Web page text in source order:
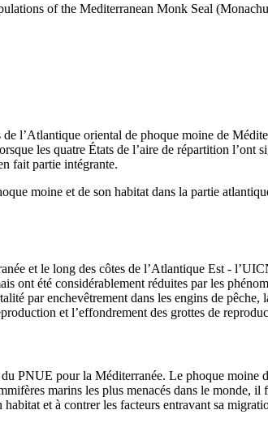
of the Mediterranean Monk Seal
l’Atlantique oriental de phoque moine de
les quatre États de l’aire de répartition l’ont
fait partie intégrante.
moine et de son habitat dans la partie
et le long des côtes de l’Atlantique Est -
ont été considérablement réduites par les
par enchevêtrement dans les engins de
et l’effondrement des grottes de
PNUE pour la Méditerranée. Le phoque moine
marins les plus menacés dans le monde,
et à contrer les facteurs entravant sa